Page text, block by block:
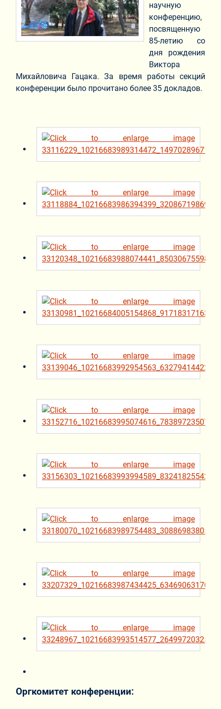
научную
конференцию,
посвященную
85-летию со
дня рождения
Виктора
Михайловича Гацака. За время работы секций
конференции было прочитано более 35 докладов.
Оргкомитет конференции: